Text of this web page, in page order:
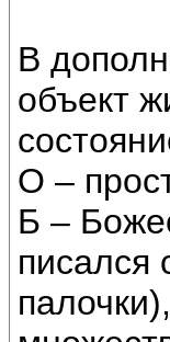
В
объект
О –
Б –
писался